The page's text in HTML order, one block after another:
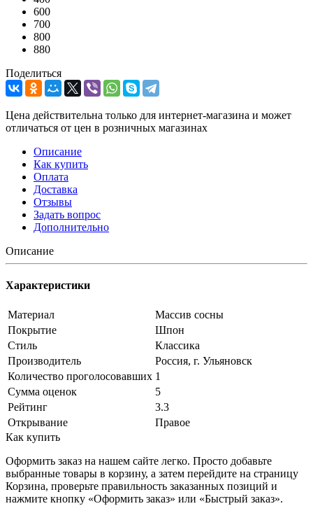
600
700
800
880
Поделиться
Цена действительна только для интернет-магазина и может
отличаться от цен в розничных магазинах
Описание
Как купить
Оплата
Доставка
Отзывы
Задать вопрос
Дополнительно
Описание
Характеристики
Материал
Массив сосны
Покрытие
Шпон
Стиль
Классика
Производитель
Россия, г. Ульяновск
Количество проголосовавших 1
Сумма оценок
5
Рейтинг
3.3
Открывание
Правое
Как купить
Оформить заказ на нашем сайте легко. Просто добавьте
выбранные товары в корзину, а затем перейдите на страницу
Корзина, проверьте правильность заказанных позиций и
нажмите кнопку «Оформить заказ» или «Быстрый заказ».